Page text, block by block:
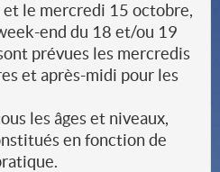
le mercredi 15 octobre,
end du 18 et/ou 19
prévues les mercredis
et après-midi pour les
les âges et niveaux,
en fonction de